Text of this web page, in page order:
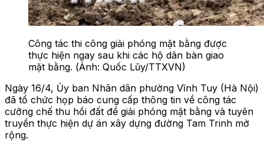
Công tác thi công giải phóng mặt bằng được
thực hiện ngay sau khi các hộ dân bàn giao
mặt bằng. (Ảnh: Quốc Lũy/TTXVN)
Ngày 16/4, Ủy ban Nhân dân phường Vĩnh Tuy (Hà Nội)
đã tổ chức họp báo cung cấp thông tin về công tác
cưỡng chế thu hồi đất để giải phóng mặt bằng và tuyên
truyền thực hiện dự án xây dựng đường Tam Trinh mở
rộng.